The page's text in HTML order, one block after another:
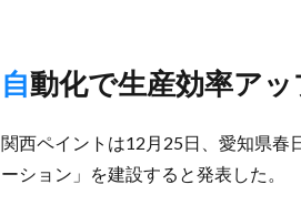
自動化で生産効率ア
関西ペイントは12月25日、愛知県春
ーション」を建設すると発表した。